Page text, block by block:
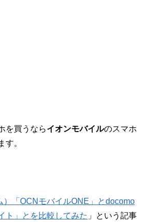
を買うならイオンモバイルのスマホ
す。
）「OCNモバイルONE」とdocomo
ト」とを比較してみた 」という記事